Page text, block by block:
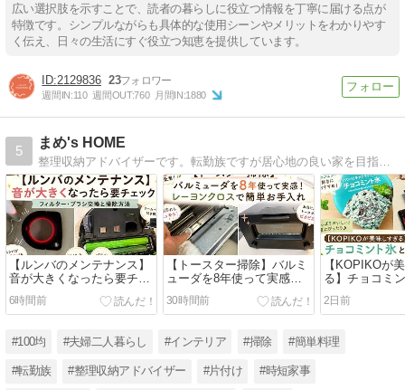
広い選択肢を示すことで、読者の暮らしに役立つ情報を丁寧に届ける点が
特徴です。シンプルながらも具体的な使用シーンやメリットをわかりやす
く伝え、日々の生活にすぐ役立つ知恵を提供しています。
2129836 23
週間IN:110 週間OUT:760 月間IN:1880
5
まめ's HOME
整理収納アドバイザーです。転勤族ですが居心地の良い家を目指して 日々奮闘している（掃除・整理収納・料理）様子をブログにしてます。
【ルンバのメンテナンス】
音が大きくなったら要チェ
ック！フィルター・ブラシ
交換と掃除方法
6時間前
【トースター掃除】バルミ
ューダを8年使って実感！
レーヨンクロスで簡単お手
入れ
30時間前
【KOPIKOが
る】チョコミ
でハマった食
天お買い物マ
2日前
#100均 #夫婦二人暮らし #インテリア #掃除 #簡単料理
#転勤族 #整理収納アドバイザー #片付け #時短家事